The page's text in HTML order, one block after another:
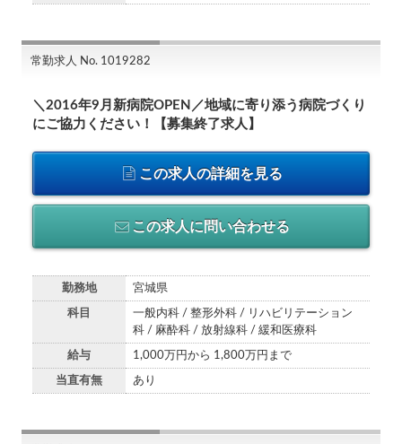
常勤求人 No. 1019282
＼2016年9月新病院OPEN／地域に寄り添う病院づくり
にご協力ください！【募集終了求人】
この求人の詳細を見る
この求人に問い合わせる
勤務地 宮城県
科目
一般内科 / 整形外科 / リハビリテーション
科 / 麻酔科 / 放射線科 / 緩和医療科
給与 1,000万円から 1,800万円まで
当直有無 あり